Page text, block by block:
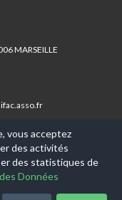
MARSEILLE
Aniapps.fr
vous acceptez
des activités
des statistiques de
Données